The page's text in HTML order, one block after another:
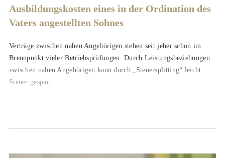
Ausbildungskosten eines in der Ordination des
Vaters angestellten Sohnes
Verträge zwischen nahen Angehörigen stehen seit jeher schon im
Brennpunkt vieler Betriebsprüfungen. Durch Leistungsbeziehungen
zwischen nahen Angehörigen kann durch „Steuersplitting“ leicht
Steuer gespart...